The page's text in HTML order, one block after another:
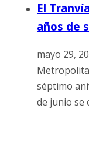
El
años de
mayo 29,
séptimo
de junio se